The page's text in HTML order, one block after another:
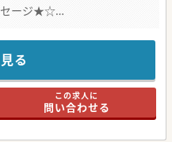
セージ★☆
だける医師を募集していま
立地ですし、遠方の方も交
せください。
る
この求人に
問い合わせる